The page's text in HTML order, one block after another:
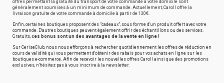
offres permettant la gratuité du transport de votre commande à votre domicile sont
généralement soumises à un minimum de commande. Actuellement, Caroll offre la
livraison gratuite de votre commande à domicile à partir de 130€.
Enfin, certaines boutiques proposent des "cadeaux", sous forme d'un produit offert avec votre
commande. D'autres boutiques peuvent également offrir des échantillons ou des services.
Gratuits, ces bonus sont un des avantages de la vente en ligne !
Sur CeriseClub, nous nous efforçons à rechercher quotidiennement les offres de réduction en
cours de validité qui vous permettent d'obtenir des rabais pour vos achats en ligne sur les
boutiques e-commerce. Afin de recevoir les nouvelles offres Caroll ainsi que des promotions
exclusives, n'hésitez pas à vous inscrire à la newsletter.